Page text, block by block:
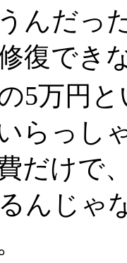
んだっ
復でき
5万円
らっし
だけで
んじゃ